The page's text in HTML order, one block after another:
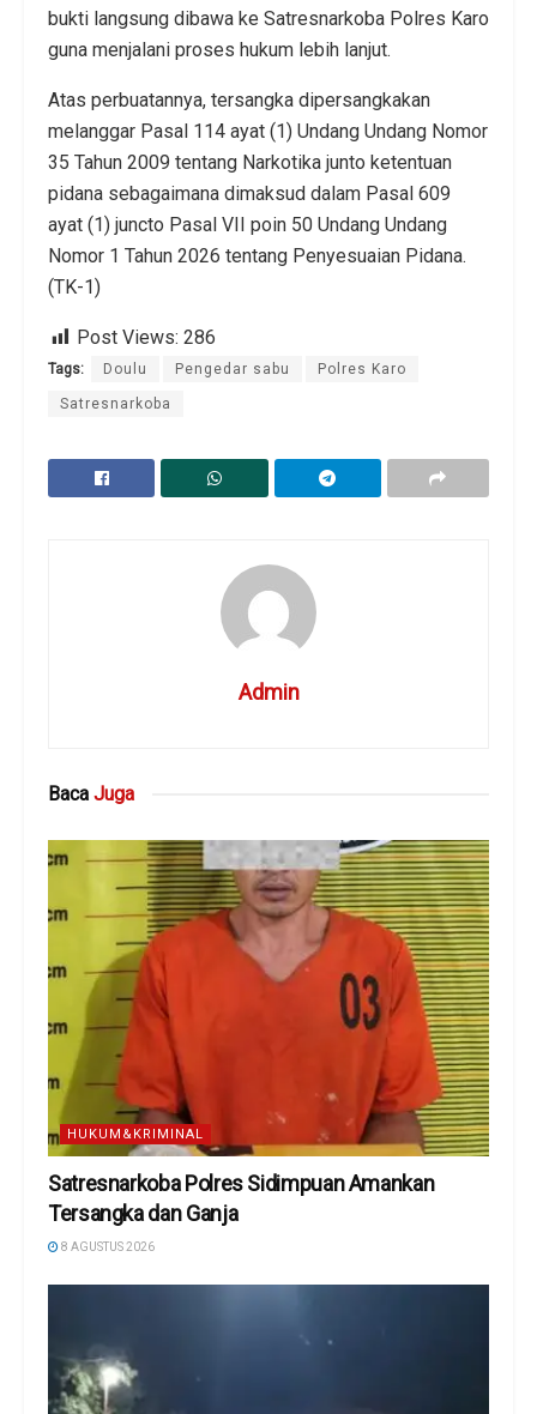
bukti langsung dibawa ke Satresnarkoba Polres Karo
guna menjalani proses hukum lebih lanjut.
Atas perbuatannya, tersangka dipersangkakan
melanggar Pasal 114 ayat (1) Undang Undang Nomor
35 Tahun 2009 tentang Narkotika junto ketentuan
pidana sebagaimana dimaksud dalam Pasal 609
ayat (1) juncto Pasal VII poin 50 Undang Undang
Nomor 1 Tahun 2026 tentang Penyesuaian Pidana.
(TK-1)
Post Views: 286
Tags: Doulu Pengedar sabu Polres Karo
Satresnarkoba
Admin
Baca Juga
HUKUM&KRIMINAL
Satresnarkoba Polres Sidimpuan Amankan
Tersangka dan Ganja
8 AGUSTUS 2026